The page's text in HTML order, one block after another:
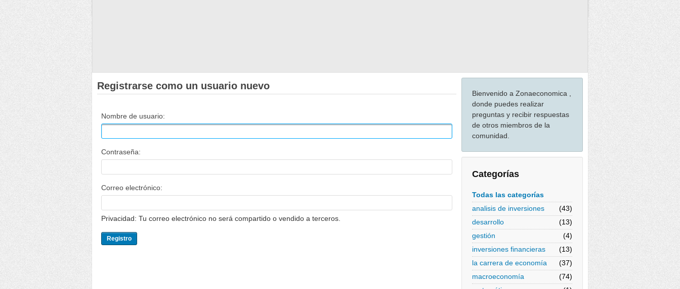
Bienvenido a Zonaeconomica ,
donde puedes realizar
preguntas y recibir respuestas
de otros miembros de la
comunidad.
Categorías
Todas las categorías
analisis de inversiones
(43)
desarrollo
(13)
gestión
(4)
inversiones financieras
(13)
la carrera de economía
(37)
macroeconomía
(74)
Registrarse como un usuario nuevo
Nombre de usuario:
Contraseña:
Correo electrónico:
Privacidad: Tu correo electrónico no será compartido o vendido a terceros.